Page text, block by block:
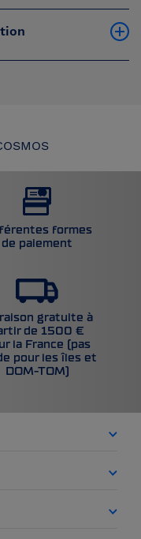
formes
de paiement
gratuite à
de 1500 €
la France (pas
pour les îles et
DOM-TOM)